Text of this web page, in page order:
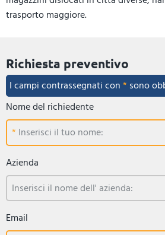
trasporto maggiore.
Richiesta preventivo
I campi contrassegnati con* sono
Nome del richiedente
Inserisci il tuo nome:
Azienda
Inserisci il nome dell' azienda:
Email